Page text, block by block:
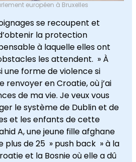
européen à Bruxelles
se recoupent et
la protection
à laquelle elles ont
les attendent. » À
une forme de violence si
renvoyer en Croatie, où j’ai
de ma vie. Je veux vous
le système de Dublin et de
et les enfants de cette
A, une jeune fille afghane
plus de 25 » push back » à la
et la Bosnie où elle a dû